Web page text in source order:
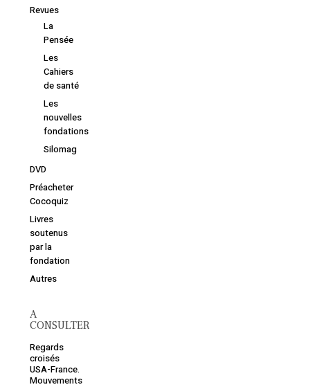
Revues
La
Pensée
Les
Cahiers
de santé
Les
nouvelles
fondations
Silomag
DVD
Préacheter
Cocoquiz
Livres
soutenus
par la
fondation
Autres
A
CONSULTER
Regards
croisés
USA-France.
Mouvements